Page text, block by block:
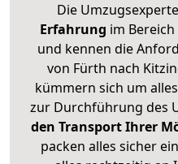
Die
Erfahrung im
und kennen die
von Fürth nach
kümmern sich um
zur Durchführung des
den Transport Ihrer
packen alles sicher